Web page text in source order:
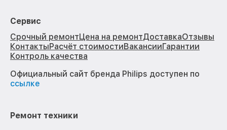
Сервис
Срочный ремонтЦена на ремонтДоставкаОтзывы
КонтактыРасчёт стоимостиВакансииГарантии
Контроль качества
Официальный сайт бренда Philips доступен по
ссылке
Ремонт техники